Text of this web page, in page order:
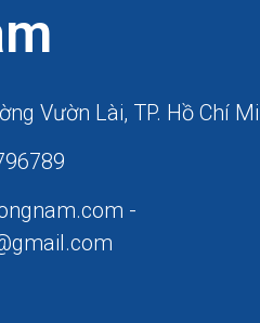
Vườn Lài, TP. Hồ Chí
-